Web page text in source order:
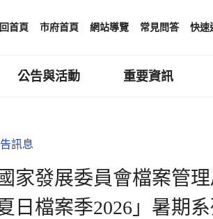
回首頁 市府首頁 網站導覽 常見問答 快速
公告與活動 重要資訊
訊息
家發展委員會檔案管
日檔案季2026」暑期